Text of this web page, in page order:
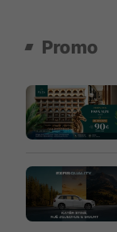
Promo